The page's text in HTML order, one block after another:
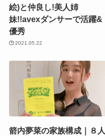
絵)と仲良し!美人姉
妹!!avexダンサーで活躍&
優秀
2021.05.22
箭内夢菜の家族構成｜８人